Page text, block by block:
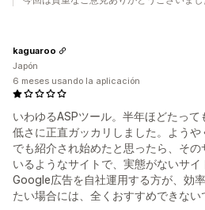
いわゆるASPツール。半年ほどたっ
低さに正直ガッカリしました。ようや
でも紹介され始めたと思ったら、そ
いるようなサイトで、実態がないサイ
Google広告を自社運用する方が、効
たい場合には、全くおすすめできない
kaguaroo
Japón
6 meses usando la aplicación